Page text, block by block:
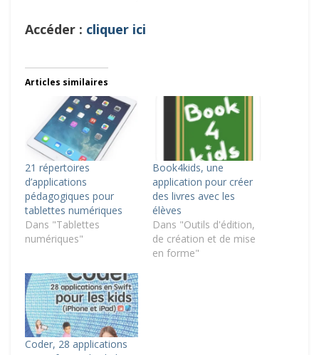
Accéder : cliquer ici
Articles similaires
21 répertoires
d’applications
pédagogiques pour
tablettes numériques
Dans "Tablettes
numériques"
Book4kids, une
application pour créer
des livres avec les
élèves
Dans "Outils d'édition,
de création et de mise
en forme"
Coder, 28 applications